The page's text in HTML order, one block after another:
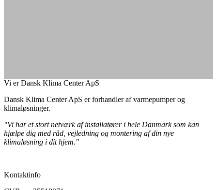
Vi er Dansk Klima Center ApS
Dansk Klima Center ApS er forhandler af varmepumper og
klimaløsninger.
"Vi har et stort netværk af installatører i hele Danmark som kan
hjælpe dig med råd, vejledning og montering af din nye
klimaløsning i dit hjem."
Kontaktinfo